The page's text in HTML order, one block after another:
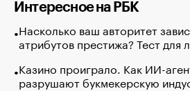
Интересное на РБК
Насколько ваш авторитет
атрибутов престижа? Тест для
Казино проиграло. Как ИИ-
разрушают букмекерскую